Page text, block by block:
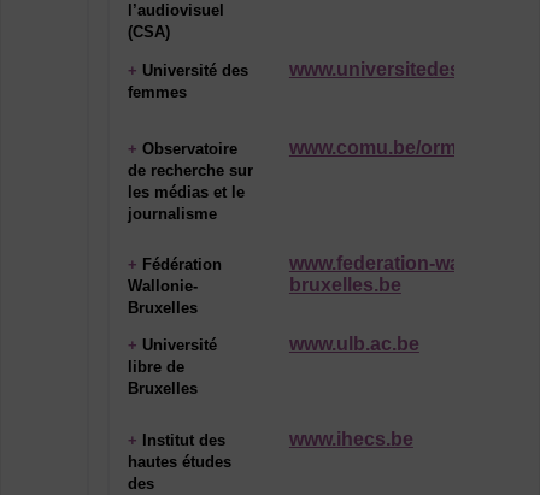
l’audiovisuel
(CSA)
+ Université des
femmes
+ Observatoire
de recherche sur
les médias et le
journalisme
www.comu.be/orm
+ Fédération
Wallonie-
Bruxelles
www.federation-wallonie-
bruxelles.be
+ Université
libre de
Bruxelles
www.ulb.ac.be
+ Institut des
hautes études
des
www.ihecs.be